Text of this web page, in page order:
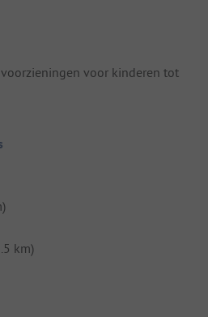
voor kinderen tot
km)